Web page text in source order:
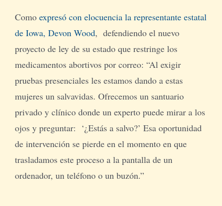
Como expresó con elocuencia la representante estatal
de Iowa, Devon Wood, defendiendo el nuevo
proyecto de ley de su estado que restringe los
medicamentos abortivos por correo: “Al exigir
pruebas presenciales les estamos dando a estas
mujeres un salvavidas. Ofrecemos un santuario
privado y clínico donde un experto puede mirar a los
ojos y preguntar: ‘¿Estás a salvo?’ Esa oportunidad
de intervención se pierde en el momento en que
trasladamos este proceso a la pantalla de un
ordenador, un teléfono o un buzón.”